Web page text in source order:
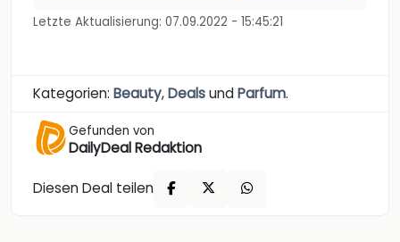
Letzte Aktualisierung: 07.09.2022 - 15:45:21
Kategorien: Beauty,DealsundParfum.
Gefunden von
DailyDeal Redaktion
Diesen Deal teilen